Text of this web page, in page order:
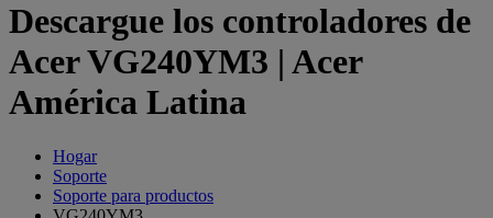
Descargue los controladores de
Acer VG240YM3 | Acer
América Latina
Hogar
Soporte
Soporte para productos